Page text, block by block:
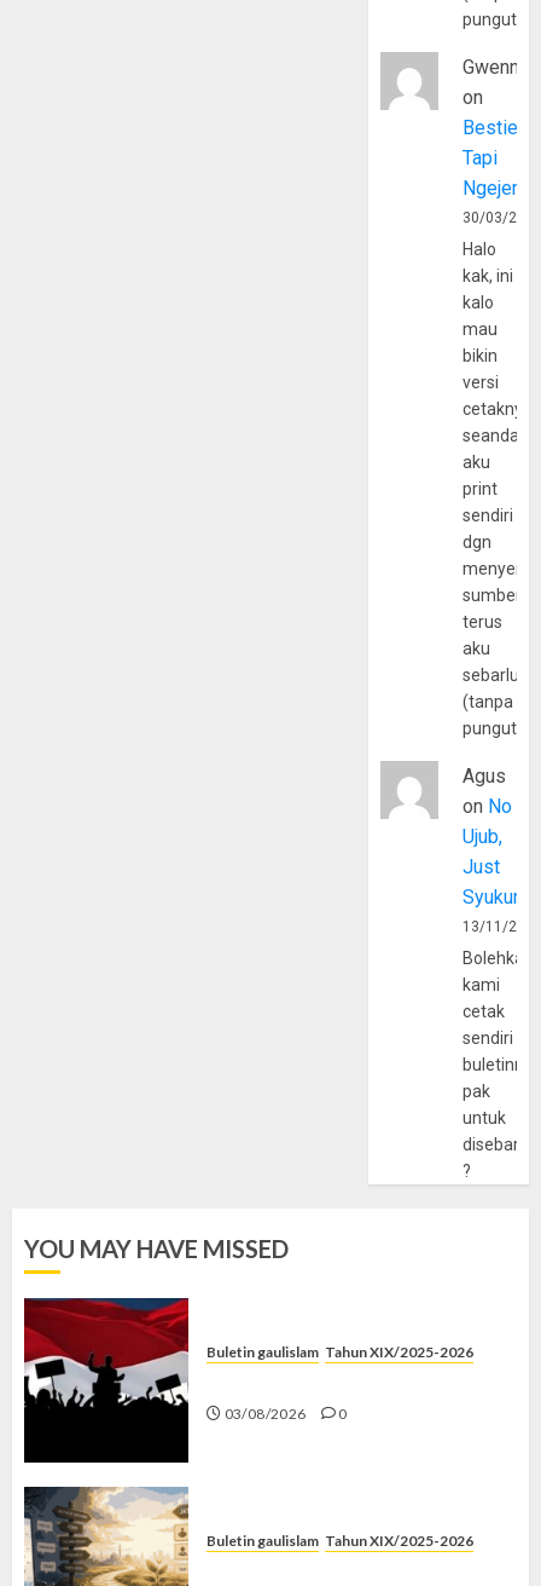
Gwenny
on
Bestie
Tapi
30/03/
Halo
kak, ini
kalo
mau
bikin
versi
cetaknya
aku
print
sendiri
dgn
sumber
terus
aku
(tanpa
Agus
on No
Ujub,
Just
Syukur
13/11/
Bolehkah
kami
cetak
sendiri
pak
untuk
?
YOU MAY HAVE MISSED
Buletin gaulislam Tahun XIX/2025-2026
03/08/2026 0
Buletin gaulislam Tahun XIX/2025-2026